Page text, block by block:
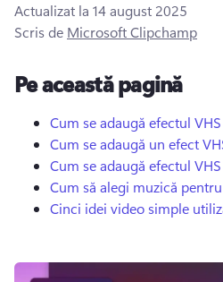
Încercați gratuit
Actualizat la 14 august 2025
Scris de Microsoft Clipchamp
Pe această pagină
Cum se adaugă efectul
Cum se adaugă un efect
Cum se adaugă efectul
Cum să alegi muzică
Cinci idei video simple